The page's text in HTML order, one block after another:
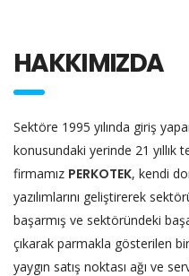
HAKKIMIZDA
Sektöre 1995 yılında giriş
konusundaki yerinde 21 yıllık
firmamız PERKOTEK, kendi
yazılımlarını geliştirerek
başarmış ve sektöründeki
çıkarak parmakla gösterilen
yaygın satış noktası ağı ve